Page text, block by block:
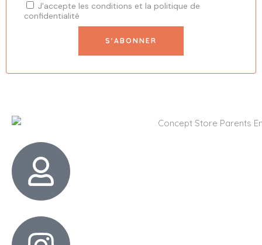
J'accepte les conditions et la politique de
confidentialité